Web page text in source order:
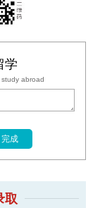
学
abroad
取